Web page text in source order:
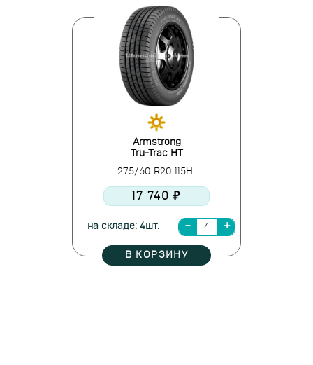
Armstrong
Tru-Trac HT
275/60 R20 115H
17 740 ₽
на складе: 4шт.
В КОРЗИНУ